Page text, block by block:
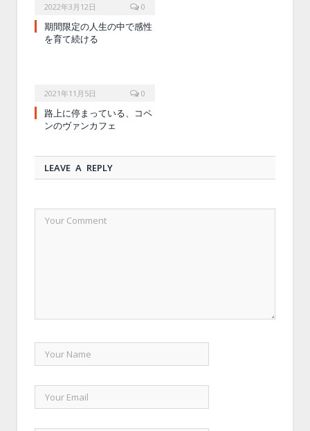
2022年3月12日 0
期間限定の人生の中で感性
を育て続ける
2021年11月5日 0
路上に停まっている、コペ
ンのヴァンカフェ
LEAVE A REPLY